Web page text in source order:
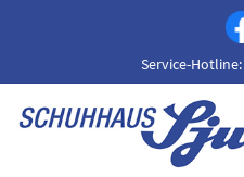
Service-Hotline: